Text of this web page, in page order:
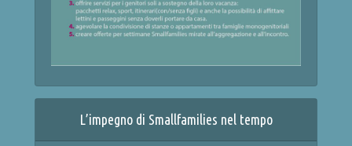
L’impegno di Smallfamilies nel tempo